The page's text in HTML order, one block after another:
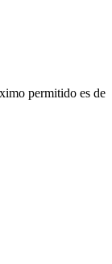
permitido es de